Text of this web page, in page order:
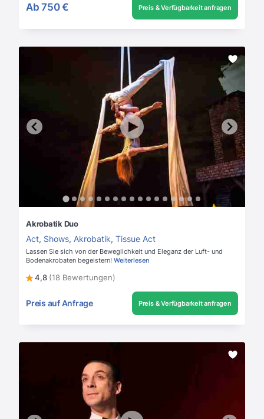
Ab 750 € Preis & Verfügbarkeit anfragen
Akrobatik Duo
Act, Shows, Akrobatik, Tissue Act
Lassen Sie sich von der Beweglichkeit und Eleganz der Luft- und
Bodenakrobaten begeistern! Weiterlesen
4,8 (18 Bewertungen)
Preis auf Anfrage Preis & Verfügbarkeit anfragen